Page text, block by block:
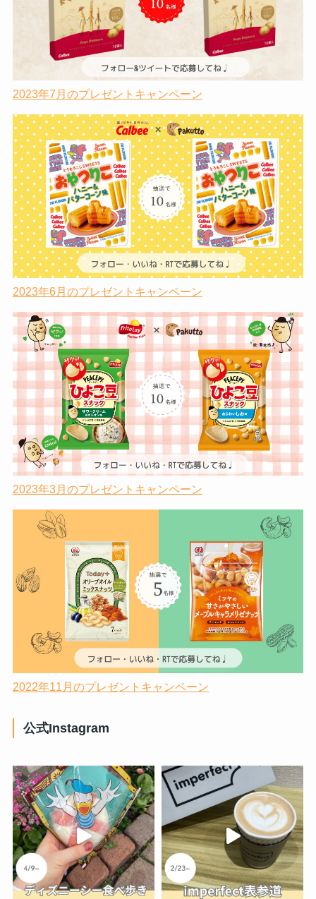
2023年7月のプレゼントキャンペーン
2023年6月のプレゼントキャンペーン
2023年3月のプレゼントキャンペーン
2022年11月のプレゼントキャンペーン
公式Instagram